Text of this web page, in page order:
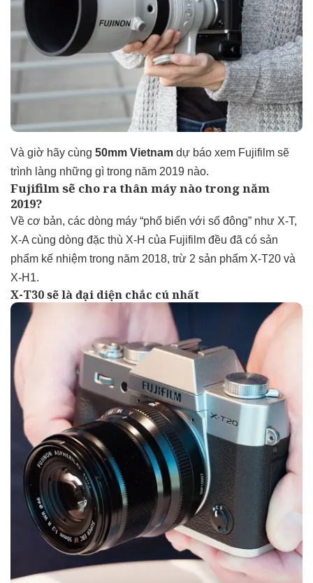
Và giờ hãy cùng 50mm Vietnam dự báo xem Fujifilm sẽ
trình làng những gì trong năm 2019 nào.
Fujifilm sẽ cho ra thân máy nào trong năm
2019?
Về cơ bản, các dòng máy “phổ biến với số đông” như X-T,
X-A cùng dòng đặc thù X-H của Fujifilm đều đã có sản
phẩm kế nhiệm trong năm 2018, trừ 2 sản phẩm X-T20 và
X-H1.
X-T30 sẽ là đại diện chắc cú nhất